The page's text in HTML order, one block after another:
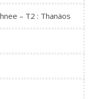
– T2 : Thanäos